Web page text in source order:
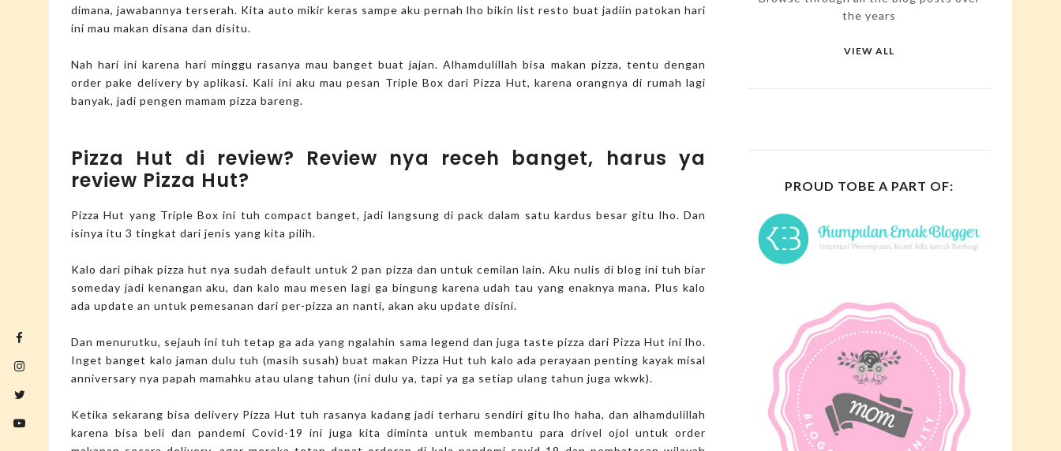
dimana, jawabannya terserah. Kita auto mikir keras sampe aku pernah lho bikin list resto buat jadiin patokan hari
ini mau makan disana dan disitu.
Nah hari ini karena hari minggu rasanya mau banget buat jajan. Alhamdulillah bisa makan pizza, tentu dengan
order pake delivery by aplikasi. Kali ini aku mau pesan Triple Box dari Pizza Hut, karena orangnya di rumah lagi
banyak, jadi pengen mamam pizza bareng.
Pizza Hut di review? Review nya receh banget, harus ya
review Pizza Hut?
Pizza Hut yang Triple Box ini tuh compact banget, jadi langsung di pack dalam satu kardus besar gitu lho. Dan
isinya itu 3 tingkat dari jenis yang kita pilih.
Kalo dari pihak pizza hut nya sudah default untuk 2 pan pizza dan untuk cemilan lain. Aku nulis di blog ini tuh biar
someday jadi kenangan aku, dan kalo mau mesen lagi ga bingung karena udah tau yang enaknya mana. Plus kalo
ada update an untuk pemesanan dari per-pizza an nanti, akan aku update disini.
Dan menurutku, sejauh ini tuh tetap ga ada yang ngalahin sama legend dan juga taste pizza dari Pizza Hut ini lho.
Inget banget kalo jaman dulu tuh (masih susah) buat makan Pizza Hut tuh kalo ada perayaan penting kayak misal
anniversary nya papah mamahku atau ulang tahun (ini dulu ya, tapi ya ga setiap ulang tahun juga wkwk).
Ketika sekarang bisa delivery Pizza Hut tuh rasanya kadang jadi terharu sendiri gitu lho haha, dan alhamdulillah
karena bisa beli dan pandemi Covid-19 ini juga kita diminta untuk membantu para drivel ojol untuk order
the years
VIEW ALL
PROUD TOBE A PART OF: